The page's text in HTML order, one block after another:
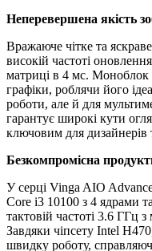
Неперевершена якість
Вражаюче чітке та
високій частоті
матриці в 4 мс. Моноблок
графіки, роблячи його
роботи, але й для
гарантує широкі кути
ключовим для дизайнерів
Безкомпромісна
У серці Vinga AIO
Core i3 10100 з 4 ядрами
тактовій частоті 3.6 ГГц
Завдяки чіпсету Intel
швидку роботу,